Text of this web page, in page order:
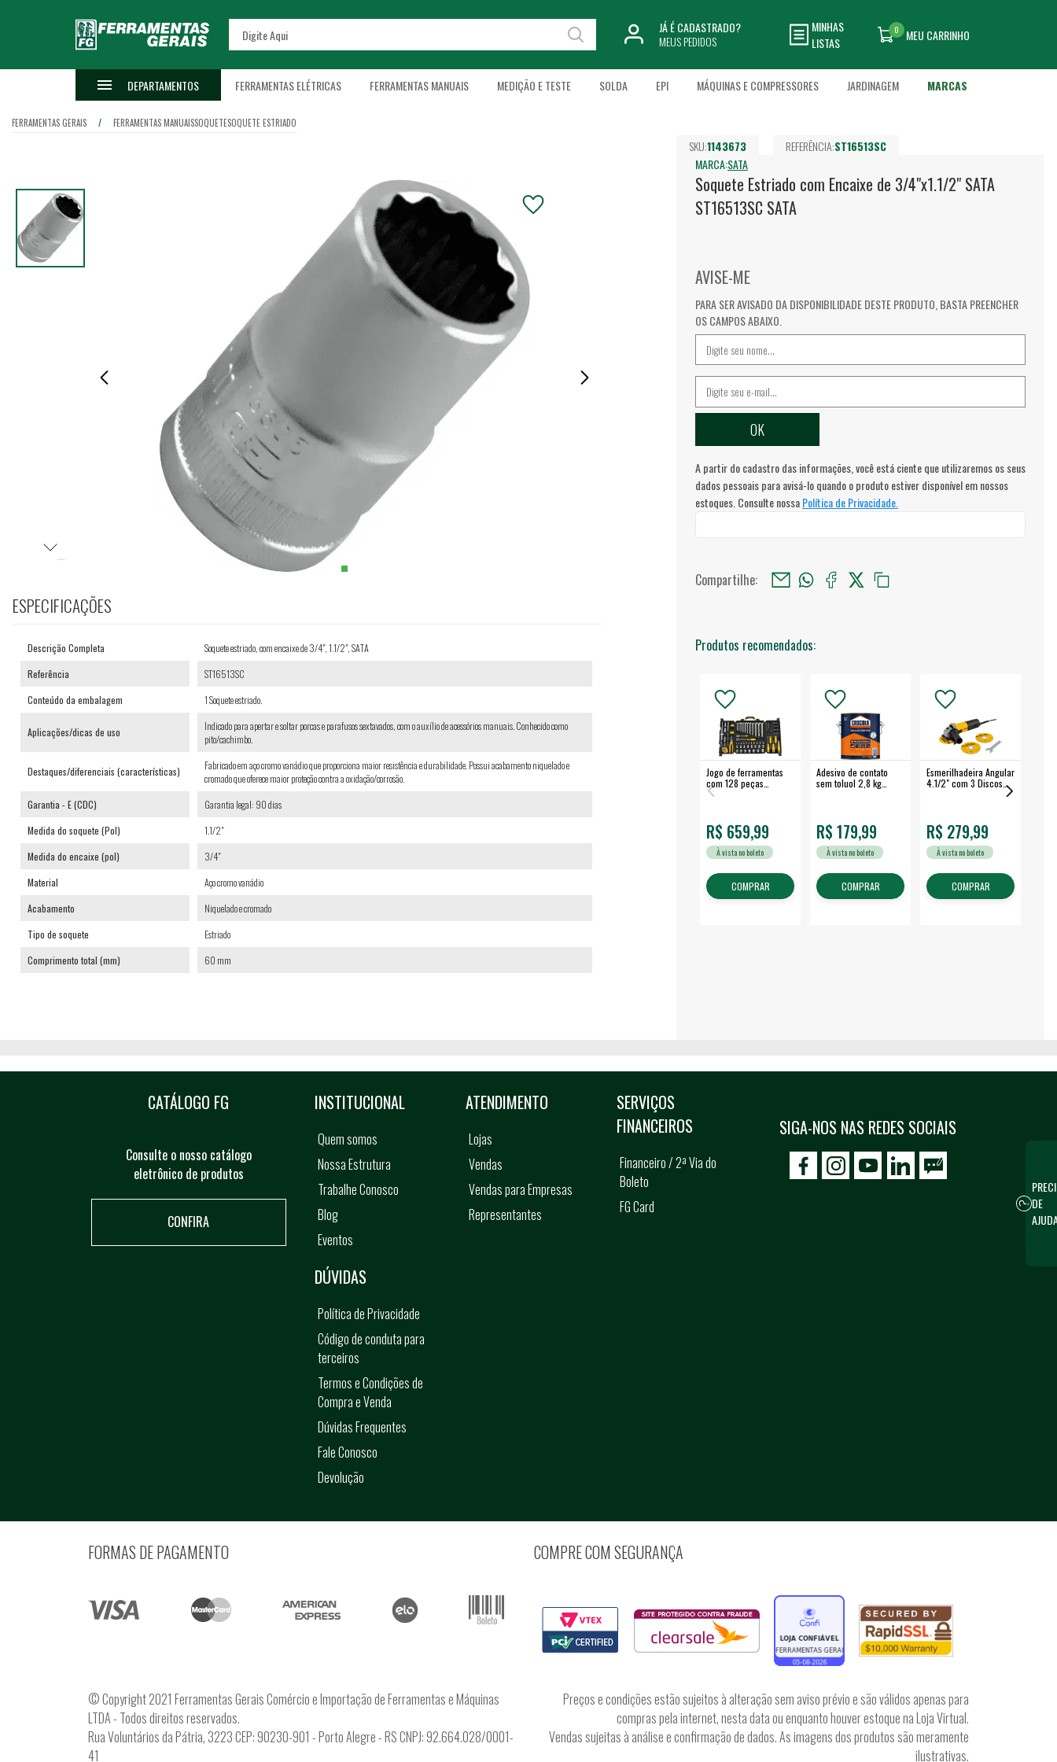
JÁ É CADASTRADO?
MEUS PEDIDOS
MINHAS
LISTAS
MEU CARRINHO
0
DEPARTAMENTOS FERRAMENTAS ELÉTRICAS FERRAMENTAS MANUAIS MEDIÇÃO E TESTE SOLDA EPI MÁQUINAS E COMPRESSORES JARDINAGEM MARCAS
FERRAMENTAS GERAIS FERRAMENTAS MANUAISSOQUETESOQUETE ESTRIADO
SKU:1143673 REFERÊNCIA:ST16513SC
MARCA:SATA
Soquete Estriado com Encaixe de 3/4"x1.1/2" SATA
ST16513SC SATA
AVISE-ME
PARA SER AVISADO DA DISPONIBILIDADE DESTE PRODUTO, BASTA PREENCHER
OS CAMPOS ABAIXO.
A partir do cadastro das informações, você está ciente que utilizaremos os seus
dados pessoais para avisá-lo quando o produto estiver disponível em nossos
estoques. Consulte nossaPolítica de Privacidade.
Compartilhe:
Produtos recomendados:
Jogo de ferramentas
com 128 peças
embalagem fechada -
R$ 659,99
À vista no boleto
COMPRAR
Adesivo de contato
sem toluol 2,8 kg
R$ 179,99
À vista no boleto
COMPRAR
Esmerilhadeira Angular
4.1/2" com 3 Discos
R$ 279,99
À vista no boleto
COMPRAR
ESPECIFICAÇÕES
Descrição Completa
Soquete estriado, com encaixe de 3/4", 1.1/2", SATA
Referência
ST16513SC
Conteúdo da embalagem
1 Soquete estriado.
Aplicações/dicas de uso
Indicado para apertar e soltar porcas e parafusos sextavados, com o auxílio de acessórios manuais. Conhecido como
pito/cachimbo.
Destaques/diferenciais (características)
Fabricado em aço cromo vanádio que proporciona maior resistência e durabilidade. Possui acabamento niquelado e
cromado que oferece maior proteção contra a oxidação/corrosão.
Garantia - E (CDC)
Garantia legal: 90 dias
Medida do soquete (Pol)
1.1/2"
Medida do encaixe (pol)
3/4"
Material
Aço cromo vanádio
Acabamento
Niquelado e cromado
Tipo de soquete
Estriado
Comprimento total (mm)
60 mm
CATÁLOGO FG
Consulte o nosso catálogo
eletrônico de produtos
CONFIRA
SIGA-NOS NAS REDES SOCIAIS
icon-facebook
icon-social02icon-social03
INSTITUCIONAL
Quem somos
Nossa Estrutura
Trabalhe Conosco
Blog
Eventos
ATENDIMENTO
Lojas
Vendas
Vendas para Empresas
Representantes
SERVIÇOS
FINANCEIROS
Financeiro / 2ª Via do
Boleto
FG Card
DÚVIDAS
Política de Privacidade
Código de conduta para
terceiros
Termos e Condições de
Compra e Venda
Dúvidas Frequentes
Fale Conosco
Devolução
FORMAS DE PAGAMENTO COMPRE COM SEGURANÇA
© Copyright 2021 Ferramentas Gerais Comércio e Importação de Ferramentas e Máquinas
LTDA - Todos direitos reservados.
Rua Voluntários da Pátria, 3223 CEP: 90230-901 - Porto Alegre - RS CNPJ: 92.664.028/0001-
41
Preços e condições estão sujeitos à alteração sem aviso prévio e são válidos apenas para
compras pela internet, nesta data ou enquanto houver estoque na Loja Virtual.
Vendas sujeitas à análise e confirmação de dados. As imagens dos produtos são meramente
ilustrativas.
DE